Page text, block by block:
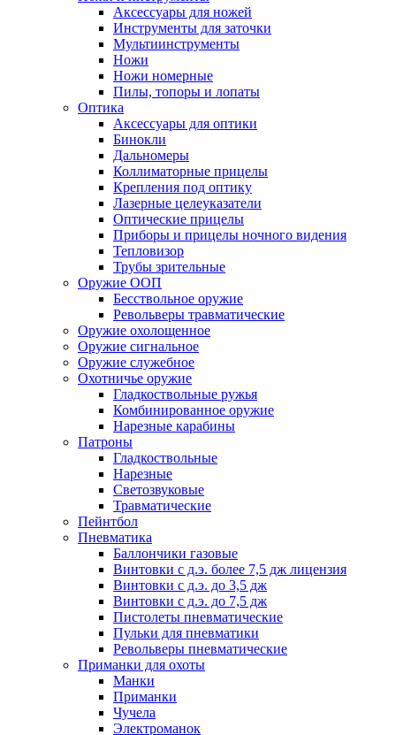
Аксессуары для ножей
Инструменты для заточки
Мультиинструменты
Ножи
Ножи номерные
Пилы, топоры и лопаты
Оптика
Аксессуары для оптики
Бинокли
Дальномеры
Коллиматорные прицелы
Крепления под оптику
Лазерные целеуказатели
Оптические прицелы
Приборы и прицелы ночного видения
Тепловизор
Трубы зрительные
Оружие ООП
Бесствольное оружие
Револьверы травматические
Оружие охолощенное
Оружие сигнальное
Оружие служебное
Охотничье оружие
Гладкоствольные ружья
Комбинированное оружие
Нарезные карабины
Патроны
Гладкоствольные
Нарезные
Светозвуковые
Травматические
Пейнтбол
Пневматика
Баллончики газовые
Винтовки с д.э. более 7,5 дж лицензия
Винтовки с д.э. до 3,5 дж
Винтовки с д.э. до 7,5 дж
Пистолеты пневматические
Пульки для пневматики
Револьверы пневматические
Приманки для охоты
Манки
Приманки
Чучела
Электроманок